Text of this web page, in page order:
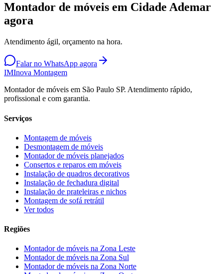
Montador de móveis em Cidade Ademar
agora
Atendimento ágil, orçamento na hora.
Falar no WhatsApp agora
IMInova Montagem
Montador de móveis em São Paulo SP. Atendimento rápido,
profissional e com garantia.
Serviços
Montagem de móveis
Desmontagem de móveis
Montador de móveis planejados
Consertos e reparos em móveis
Instalação de quadros decorativos
Instalação de fechadura digital
Instalação de prateleiras e nichos
Montagem de sofá retrátil
Ver todos
Regiões
Montador de móveis na Zona Leste
Montador de móveis na Zona Sul
Montador de móveis na Zona Norte